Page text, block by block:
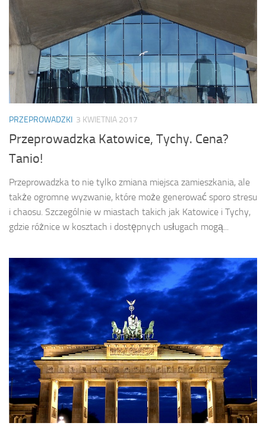
PRZEPROWADZKI 3 KWIETNIA 2017
Przeprowadzka Katowice, Tychy. Cena?
Tanio!
Przeprowadzka to nie tylko zmiana miejsca zamieszkania, ale
także ogromne wyzwanie, które może generować sporo stresu
i chaosu. Szczególnie w miastach takich jak Katowice i Tychy,
gdzie różnice w kosztach i dostępnych usługach mogą...